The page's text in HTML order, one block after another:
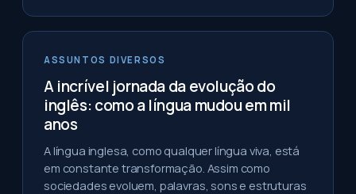
ASSUNTOS DIVERSOS
A incrível jornada da evolução do
inglês: como a língua mudou em mil
anos
A língua inglesa, como qualquer língua viva, está
em constante transformação. Assim como
sociedades evoluem, palavras, sons e estruturas